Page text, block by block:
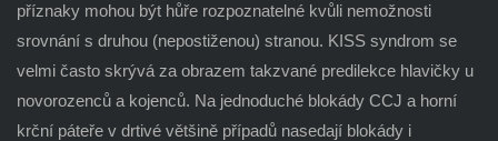
příznaky mohou být hůře rozpoznatelné kvůli nemožnosti
srovnání s druhou (nepostiženou) stranou. KISS syndrom se
velmi často skrývá za obrazem takzvané predilekce hlavičky u
novorozenců a kojenců. Na jednoduché blokády CCJ a horní
krční páteře v drtivé většině případů nasedají blokády i